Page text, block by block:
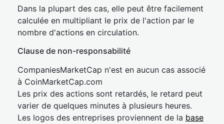
Dans la plupart des cas, elle peut être facilement
calculée en multipliant le prix de l'action par le
nombre d'actions en circulation.
Clause de non-responsabilité
CompaniesMarketCap n'est en aucun cas associé
à CoinMarketCap.com
Les prix des actions sont retardés, le retard peut
varier de quelques minutes à plusieurs heures.
Les logos des entreprises proviennent de la base